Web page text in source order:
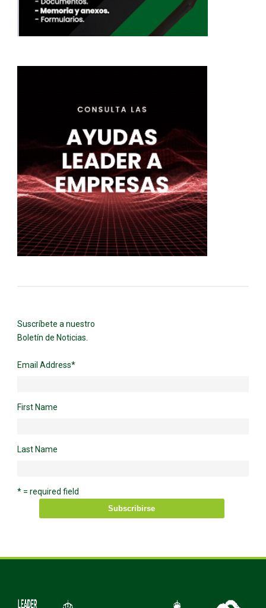
Suscríbete a nuestro
Boletín de Noticias.
Email Address*
First Name
Last Name
* = required field